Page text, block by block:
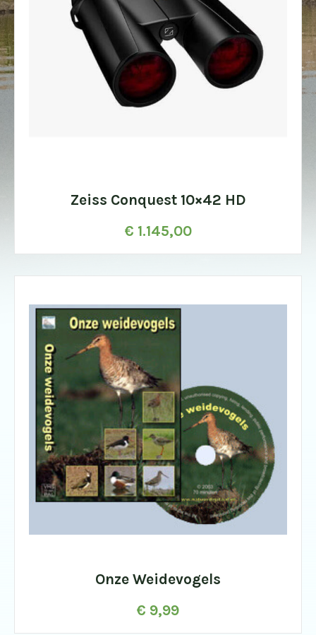
Zeiss Conquest 10×42 HD
€ 1.145,00
Onze Weidevogels
€ 9,99